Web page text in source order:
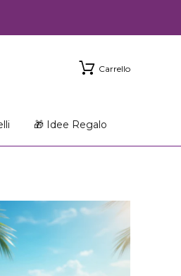
Carrello
🎁 Idee Regalo